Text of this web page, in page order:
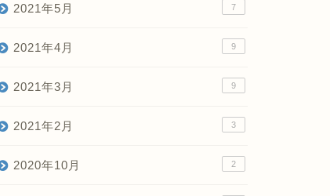
2021年5月 7
2021年4月 9
2021年3月 9
2021年2月 3
2020年10月 2